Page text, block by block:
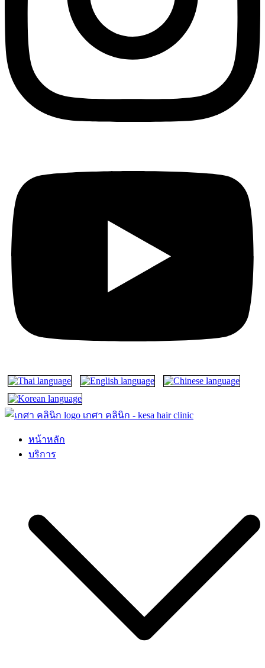
เกศา คลินิก – kesa hair clinic
kesa hair ปลูกผม ปลูกคิ้ว รักษาผมร่วง ผมบาง
หน้าหลัก
บริการ